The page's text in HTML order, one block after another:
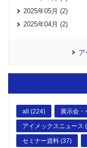
2025年05月 (2)
2025年04月 (2)
all (224) 展示会・
アイメックスニュース
セミナー資料 (37)